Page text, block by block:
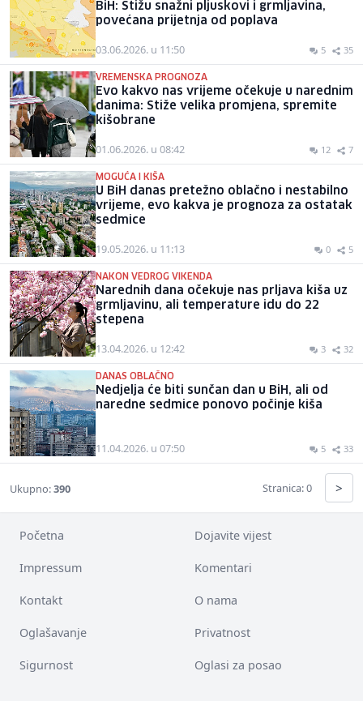
BiH: Stižu snažni pljuskovi i grmljavina,
povećana prijetnja od poplava
03.06.2026. u 11:50 5 35
VREMENSKA PROGNOZA
Evo kakvo nas vrijeme očekuje u narednim
danima: Stiže velika promjena, spremite
kišobrane
01.06.2026. u 08:42 12 7
MOGUĆA I KIŠA
U BiH danas pretežno oblačno i nestabilno
vrijeme, evo kakva je prognoza za ostatak
sedmice
19.05.2026. u 11:13 0 5
NAKON VEDROG VIKENDA
Narednih dana očekuje nas prljava kiša uz
grmljavinu, ali temperature idu do 22
stepena
13.04.2026. u 12:42 3 32
DANAS OBLAČNO
Nedjelja će biti sunčan dan u BiH, ali od
naredne sedmice ponovo počinje kiša
11.04.2026. u 07:50 5 33
Ukupno:390 Stranica: 0 >
Početna Dojavite vijest
Impressum Komentari
Kontakt O nama
Oglašavanje Privatnost
Sigurnost Oglasi za posao